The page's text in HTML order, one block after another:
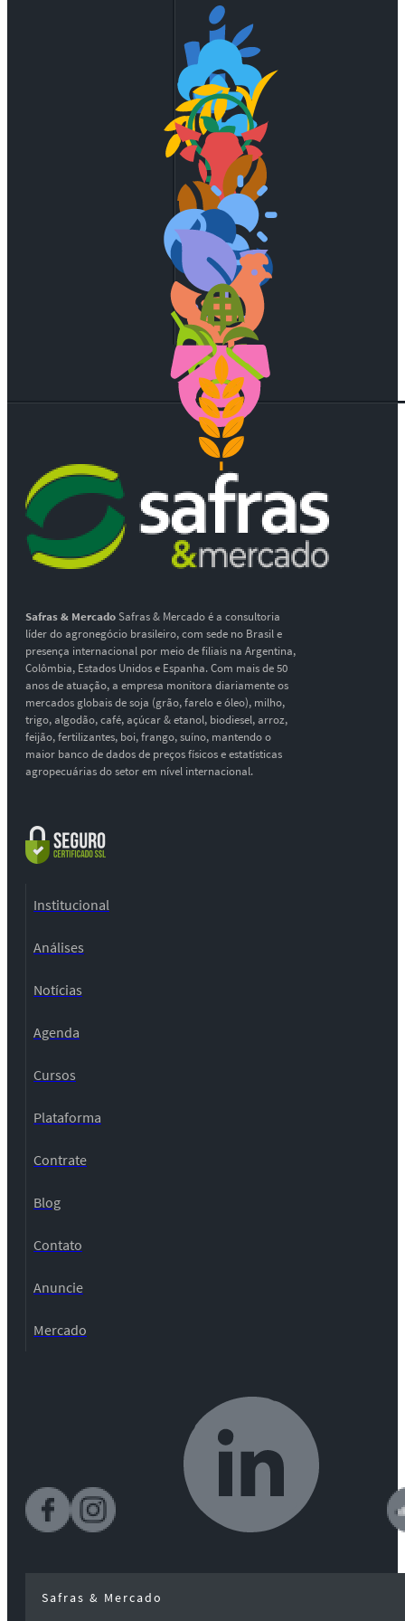
Safras & MercadoSafras & Mercado é a consultoria
líder do agronegócio brasileiro, com sede no Brasil e
presença internacional por meio de filiais na Argentina,
Colômbia, Estados Unidos e Espanha. Com mais de 50
anos de atuação, a empresa monitora diariamente os
mercados globais de soja (grão, farelo e óleo), milho,
trigo, algodão, café, açúcar & etanol, biodiesel, arroz,
feijão, fertilizantes, boi, frango, suíno, mantendo o
maior banco de dados de preços físicos e estatísticas
agropecuárias do setor em nível internacional.
Institucional
Análises
Notícias
Agenda
Cursos
Plataforma
Contrate
Blog
Contato
Anuncie
Mercado
Safras & Mercado